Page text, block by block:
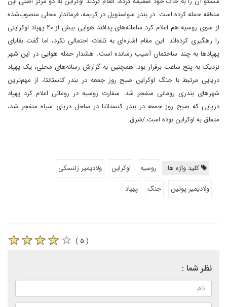
منطقه حمله کرده است. در بندر سِواستوپل در کریمه، فرماندار محلی منصوب‌شده
از سوی روسیه هم اعلام کرد سامانه‌های پدافند هوایی بیش از ۲۰ پهپاد اوکراینی
را رهگیری کرده‌اند. این مقام اشاره‌ای به تلفات احتمالی نکرد، اما گفت بقایای
پهپادها به چند ساختمان آسیب رسانده است. هشدار حمله هوایی در این شهر
نزدیک به پنج ساعت برقرار بود. همچنین به گزارش رسانه‌های محلی، یک پهپاد
دریایی مرتبط با جنگ اوکراین صبح روز جمعه در بندر کنستانتا، از مهم‌ترین
شهرهای بندری رومانی منفجر شد. سفارت روسیه در رومانی اعلام کرد پهپاد
دریایی که صبح روز جمعه در بندر کنستانتا در ساحل دریای سیاه منفجر شد،
متعلق به اوکراین بوده است./شرق
کلید واژه ها: روسیه اوکراین
ولادیمیر زلنسکی
ولادیمیر پوتین
جنگ پهپاد
( ۵ )
نظر شما :